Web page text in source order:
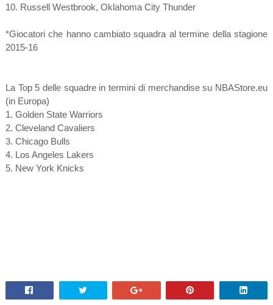
10. Russell Westbrook, Oklahoma City Thunder
*Giocatori che hanno cambiato squadra al termine della stagione
2015-16
La Top 5 delle squadre in termini di merchandise su NBAStore.eu
(in Europa)
1. Golden State Warriors
2. Cleveland Cavaliers
3. Chicago Bulls
4. Los Angeles Lakers
5. New York Knicks